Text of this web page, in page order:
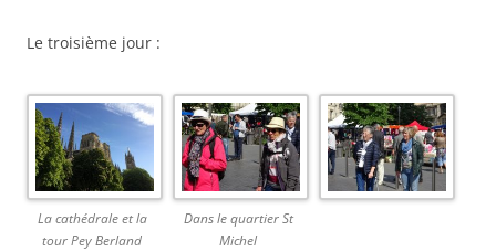
Le troisième jour :
La cathédrale et la
tour Pey Berland
Dans le quartier St
Michel